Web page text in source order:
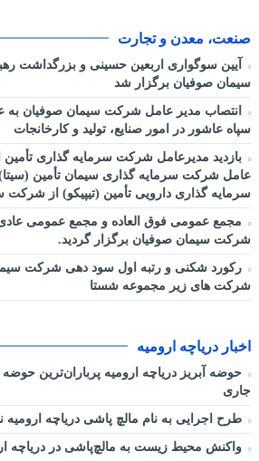
صنعت، معدن و تجارت
آیین سوگواری اربعین حسینی و بزرگداشت
سیمان صوفیان برگزار شد
انتصاب مدیر عامل شرکت سیمان صوفیان به
سپاه عاشور در امور صنایع، تولید و کارخانجات
بازدید مدیرعامل شرکت سرمایه گذاری تأمین
عامل شرکت سرمایه گذاری سیمان تأمین
سرمایه گذاری دارویی تأمین (تیپیکو) از شرکت
مجمع عمومی فوق العاده و مجمع عمومی عادی
شرکت سیمان صوفیان برگزار گردید.
رکورد شکنی و رتبه اول سود دهی شرکت
شرکت های زیر مجموعه شستا
اخبار دریاچه ارومیه
حوضه آبریز دریاچه ارومیه پرباران‌ترین
جاری
طرح اجرایی به نام مالچ پاشی دریاچه ارومیه
واکنش محیط زیست به مالچ‌پاشی در دریاچه